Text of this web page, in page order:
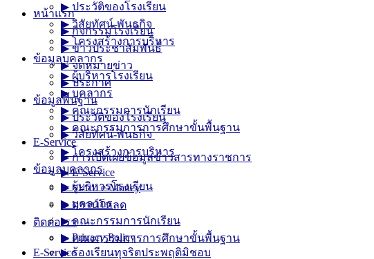
หน้าแรก
▶︎ กิจกรรมโรงเรียน
▶︎ ข่าวประชาสัมพันธ์
▶︎ จดหมายข่าว
▶︎ ประกาศ
ข้อมูลพื้นฐาน
▶︎ ประวัติของโรงเรียน
▶︎ วิสัยทัศน์-พันธกิจ
▶︎ โครงสร้างการบริหาร
ข้อมูลบุคลากร
▶︎ ผู้บริหารโรงเรียน
▶︎ บุคลากร
▶︎ คณะกรรมการนักเรียน
▶︎ คณะกรรมการการศึกษาขั้นพื้นฐาน
E-Service
▶︎ ประวัติของโรงเรียน
▶︎ วิสัยทัศน์-พันธกิจ
▶︎ โครงสร้างการบริหาร
ข้อมูลบุคลากร
▶︎ ผู้บริหารโรงเรียน
▶︎ บุคลากร
▶︎ คณะกรรมการนักเรียน
▶︎ คณะกรรมการการศึกษาขั้นพื้นฐาน
E-Service
▶︎ การเปิดเผยข้อมูลข่าวสารทางราชการ
▶︎ E-Service
▶︎ ระบบ e-Money
▶︎ ดาวน์โหลด
ติดต่อเรา
▶︎ Privacy Policy
▶︎ ร้องเรียนทุจริตประพฤติมิชอบ